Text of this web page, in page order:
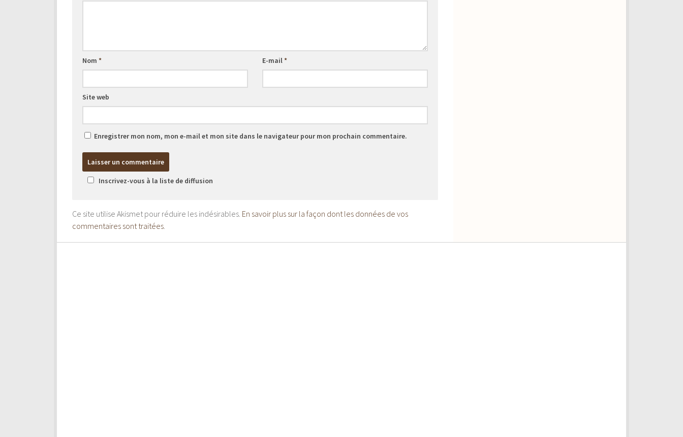
Nom * E-mail*
Site web
Enregistrer mon nom, mon e-mail et mon site dans le navigateur pour mon prochain commentaire.
Inscrivez-vous à la liste de diffusion
Ce site utilise Akismet pour réduire les indésirables. En savoir plus sur la façon dont les données de vos
commentaires sont traitées.